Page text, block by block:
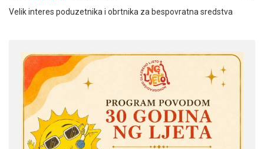
Velik interes poduzetnika i obrtnika za bespovratna sredstva